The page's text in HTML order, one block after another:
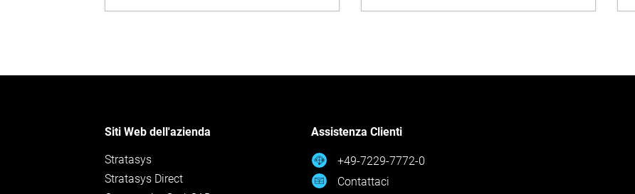
Siti Web dell'azienda
Stratasys
Stratasys Direct
Assistenza Clienti
+49-7229-7772-0
Contattaci